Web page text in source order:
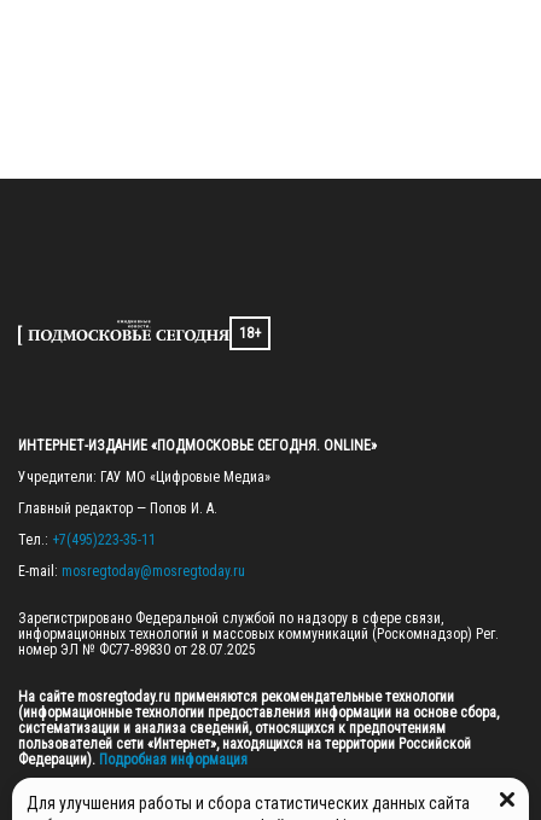
18+
ИНТЕРНЕТ-ИЗДАНИЕ «ПОДМОСКОВЬЕ СЕГОДНЯ. ONLINE»
Учредители: ГАУ МО «Цифровые Медиа»
Главный редактор — Попов И. А.
Тел.: +7(495)223-35-11
E-mail: mosregtoday@mosregtoday.ru
Зарегистрировано Федеральной службой по надзору в сфере связи,
информационных технологий и массовых коммуникаций (Роскомнадзор) Рег.
номер ЭЛ № ФС77-89830 от 28.07.2025
На сайте mosregtoday.ru применяются рекомендательные технологии
(информационные технологии предоставления информации на основе сбора,
систематизации и анализа сведений, относящихся к предпочтениям
пользователей сети «Интернет», находящихся на территории Российской
Федерации). Подробная информация
© 2026 ПРАВА НА ВСЕ МАТЕРИАЛЫ САЙТА ПРИНАДЛЕЖАТ ГАУ МО "ЦИФРОВЫЕ
МЕДИА" (ОГРН: 1255000059467).
Для улучшения работы и сбора статистических данных сайта